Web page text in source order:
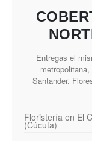
Entregas el
Santander.
Floristería en El
(Cúcuta)